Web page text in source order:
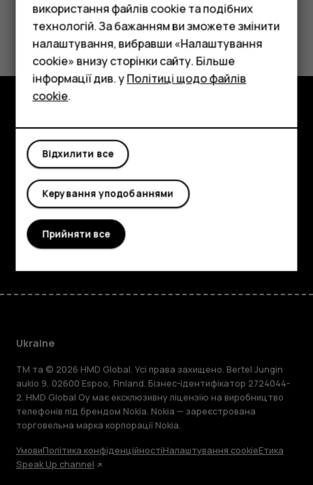
Смартфони
Фічерфони
Аксесуари
Планшети
Це було для вас корисним?
Так Ні
Огляд
Детальніше
Planet and people
Підтримка
FacebookInstagram
TiktokYoutube
Ukraine
TM та © 2026 HMD Global. Усі права захищено. Bertel Jungin
aukio 9, 02600 Espoo, Finland. Бізнес-ідентифікатор 2724044-
2. HMD Global Oy має ексклюзивну ліцензію на виробництво
телефонів під брендом Nokia. Nokia — зареєстрована
торговельна марка корпорації Nokia.
УмовиПолітика конфіденційностіНалаштування cookieЕтика
Speak Up channel
використання файлів cookie та подібних
технологій. За бажанням ви зможете змінити
налаштування, вибравши «Налаштування
cookie» внизу сторінки сайту. Більше
інформації див. уПолітиці щодо файлів
cookie.
Відхилити все
Керування уподобаннями
Прийняти все